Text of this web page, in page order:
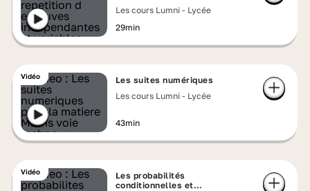
Les cours Lumni - Lycée
29min
Vidéo
Les suites numériques
Les cours Lumni - Lycée
43min
Vidéo
Les probabilités
conditionnelles et